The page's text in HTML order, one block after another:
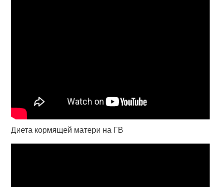
Диета кормящей матери на ГВ